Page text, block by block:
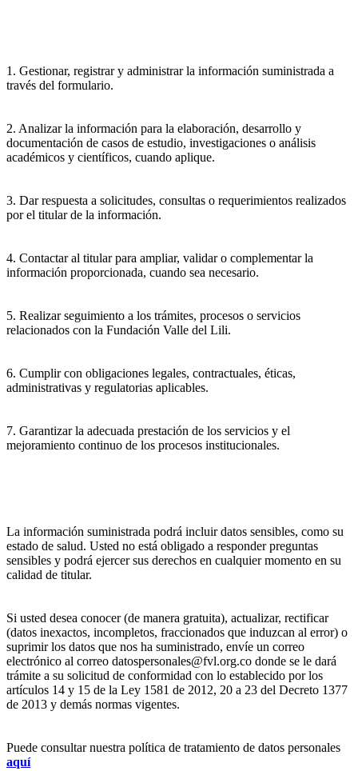
1. Gestionar, registrar y administrar la información suministrada a
través del formulario.
2. Analizar la información para la elaboración, desarrollo y
documentación de casos de estudio, investigaciones o análisis
académicos y científicos, cuando aplique.
3. Dar respuesta a solicitudes, consultas o requerimientos realizados
por el titular de la información.
4. Contactar al titular para ampliar, validar o complementar la
información proporcionada, cuando sea necesario.
5. Realizar seguimiento a los trámites, procesos o servicios
relacionados con la Fundación Valle del Lili.
6. Cumplir con obligaciones legales, contractuales, éticas,
administrativas y regulatorias aplicables.
7. Garantizar la adecuada prestación de los servicios y el
mejoramiento continuo de los procesos institucionales.
La información suministrada podrá incluir datos sensibles, como su
estado de salud. Usted no está obligado a responder preguntas
sensibles y podrá ejercer sus derechos en cualquier momento en su
calidad de titular.
Si usted desea conocer (de manera gratuita), actualizar, rectificar
(datos inexactos, incompletos, fraccionados que induzcan al error) o
suprimir los datos que nos ha suministrado, envíe un correo
electrónico al correo datospersonales@fvl.org.co donde se le dará
trámite a su solicitud de conformidad con lo establecido por los
artículos 14 y 15 de la Ley 1581 de 2012, 20 a 23 del Decreto 1377
de 2013 y demás normas vigentes.
Puede consultar nuestra política de tratamiento de datos personales
aquí